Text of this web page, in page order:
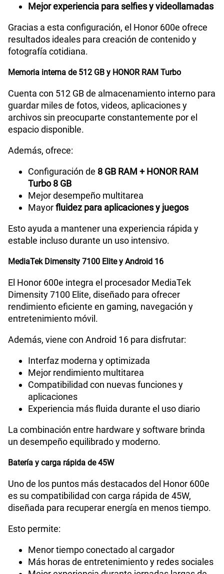
Mejor experiencia para selfies y videollamadas
Gracias a esta configuración, el Honor 600e ofrece
resultados ideales para creación de contenido y
fotografía cotidiana.
Memoria interna de 512 GB y HONOR RAM Turbo
Cuenta con 512 GB de almacenamiento interno para
guardar miles de fotos, videos, aplicaciones y
archivos sin preocuparte constantemente por el
espacio disponible.
Además, ofrece:
Configuración de 8 GB RAM + HONOR RAM
Turbo 8 GB
Mejor desempeño multitarea
Mayorfluidez para aplicaciones y juegos
Esto ayuda a mantener una experiencia rápida y
estable incluso durante un uso intensivo.
MediaTek Dimensity 7100 Elite y Android 16
El Honor 600e integra el procesador MediaTek
Dimensity 7100 Elite, diseñado para ofrecer
rendimiento eficiente en gaming, navegación y
entretenimiento móvil.
Además, viene con Android 16 para disfrutar:
Interfaz moderna y optimizada
Mejor rendimiento multitarea
Compatibilidad con nuevas funciones y
aplicaciones
Experiencia más fluida durante el uso diario
La combinación entre hardware y software brinda
un desempeño equilibrado y moderno.
Batería y carga rápida de 45W
Uno de los puntos más destacados del Honor 600e
es su compatibilidad con carga rápida de 45W,
diseñada para recuperar energía en menos tiempo.
Esto permite:
Menor tiempo conectado al cargador
Más horas de entretenimiento y redes sociales